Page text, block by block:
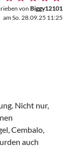
von Biggy12101
am So. 28.09.25 11:25
Nicht nur,
Cembalo,
auch